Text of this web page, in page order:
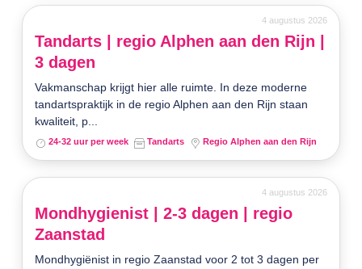
4 augustus 2026
Tandarts | regio Alphen aan den Rijn |
3 dagen
Vakmanschap krijgt hier alle ruimte. In deze moderne
tandartspraktijk in de regio Alphen aan den Rijn staan
kwaliteit, p...
24-32 uur per week Tandarts Regio Alphen aan den Rijn
4 augustus 2026
Mondhygienist | 2-3 dagen | regio
Zaanstad
Mondhygiënist in regio Zaanstad voor 2 tot 3 dagen per